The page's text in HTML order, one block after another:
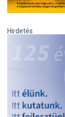
Hirdetés